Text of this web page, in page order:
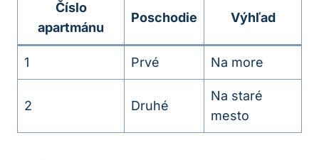
Číslo
apartmánu
Poschodie Výhľad
1 Prvé Na more
2 Druhé
Na staré
mesto